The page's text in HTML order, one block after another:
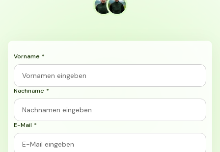
Vorname *
Nachname *
E-Mail *